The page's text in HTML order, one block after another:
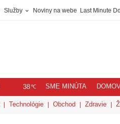
Služby Noviny na webe Last Minute
38℃ SME MINÚTA DOMOV
Technológie Obchod Zdravie